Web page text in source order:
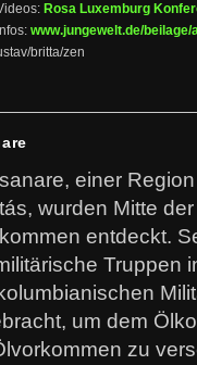
Rosa Luxemburg
www.jungewelt.de/beilage/
britta/zen
einer
wurden Mitte
entdeckt.
Truppen
um dem
zu